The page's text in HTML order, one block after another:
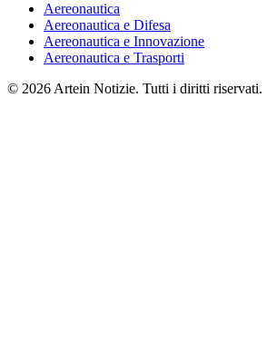
Aereonautica
Aereonautica e Difesa
Aereonautica e Innovazione
Aereonautica e Trasporti
© 2026 Artein Notizie. Tutti i diritti riservati.